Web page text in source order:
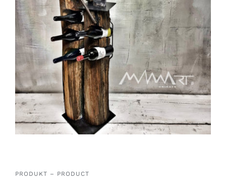
PRODUKT – PRODUCT